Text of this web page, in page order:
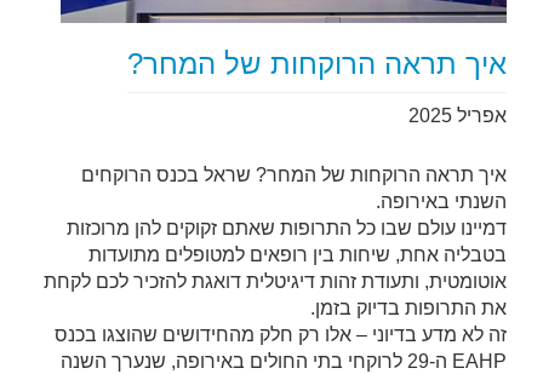
איך תראה הרוקחות של המחר?
אפריל 2025
איך תראה הרוקחות של המחר? שראל בכנס הרוקחים
השנתי באירופה.
דמיינו עולם שבו כל התרופות שאתם זקוקים להן מרוכזות
בטבליה אחת, שיחות בין רופאים למטופלים מתועדות
אוטומטית, ותעודת זהות דיגיטלית דואגת להזכיר לכם לקחת
את התרופות בדיוק בזמן.
זה לא מדע בדיוני – אלו רק חלק מהחידושים שהוצגו בכנס
EAHP ה-29 לרוקחי בתי החולים באירופה, שנערך השנה